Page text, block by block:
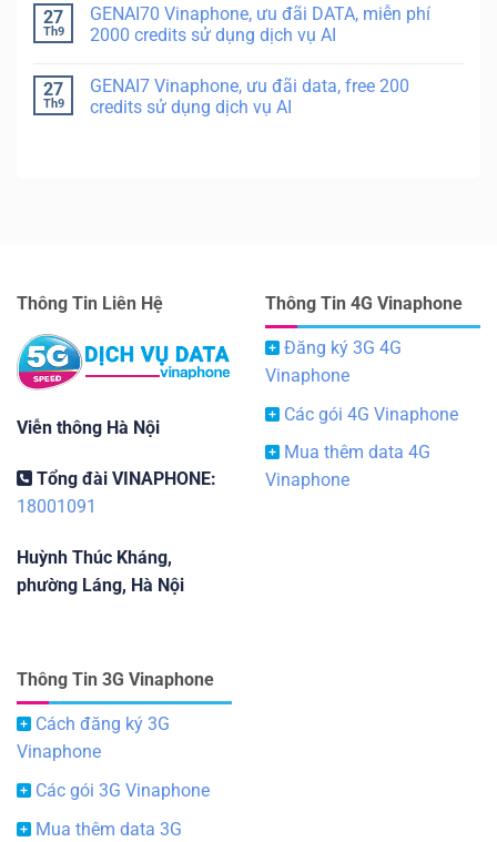
27
Th9
GENAI70 Vinaphone, ưu đãi DATA, miễn phí
2000 credits sử dụng dịch vụ AI
27
Th9
GENAI7 Vinaphone, ưu đãi data, free 200
credits sử dụng dịch vụ AI
Thông Tin Liên Hệ
Viễn thông Hà Nội
Tổng đài VINAPHONE:
18001091
Huỳnh Thúc Kháng,
phường Láng, Hà Nội
Thông Tin 4G Vinaphone
Đăng ký 3G 4G
Vinaphone
Các gói 4G Vinaphone
Mua thêm data 4G
Vinaphone
Thông Tin 3G Vinaphone
Cách đăng ký 3G
Vinaphone
Các gói 3G Vinaphone
Mua thêm data 3G